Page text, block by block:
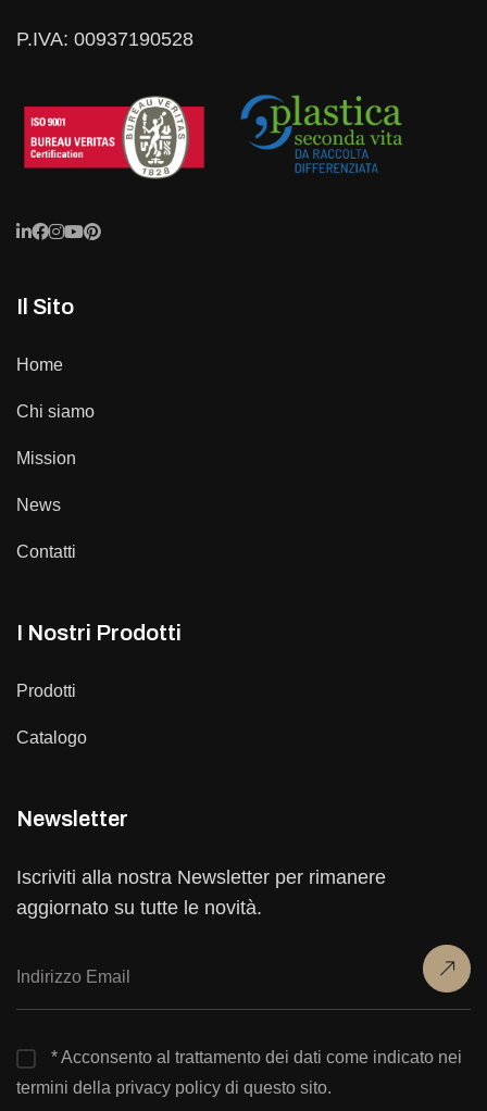
P.IVA: 00937190528
Il Sito
Home
Chi siamo
Mission
News
Contatti
I Nostri Prodotti
Prodotti
Catalogo
Newsletter
Iscriviti alla nostra Newsletter per rimanere
aggiornato su tutte le novità.
* Acconsento al trattamento dei dati come indicato nei
termini della privacy policy di questo sito.